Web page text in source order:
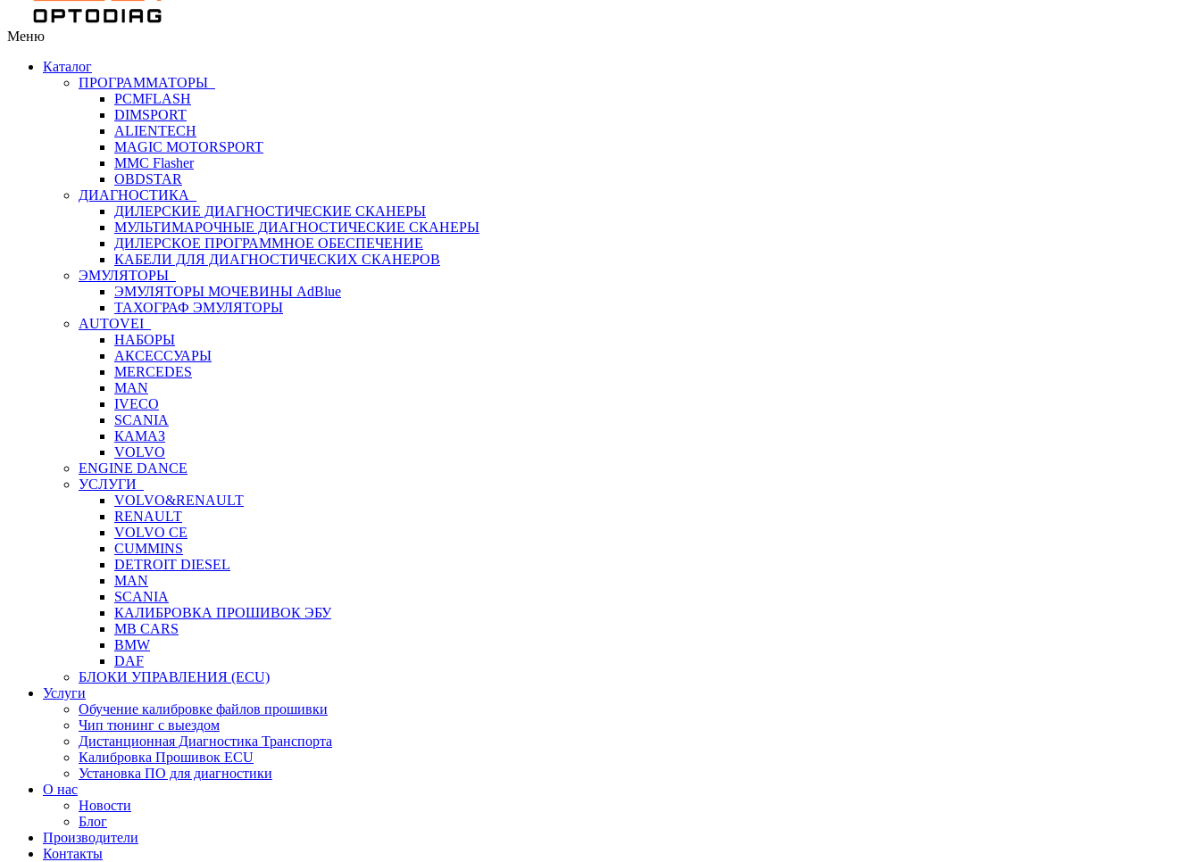
Меню
Каталог
ПРОГРАММАТОРЫ
PCMFLASH
DIMSPORT
ALIENTECH
MAGIC MOTORSPORT
MMC Flasher
OBDSTAR
ДИАГНОСТИКА
ДИЛЕРСКИЕ ДИАГНОСТИЧЕСКИЕ СКАНЕРЫ
МУЛЬТИМАРОЧНЫЕ ДИАГНОСТИЧЕСКИЕ СКАНЕРЫ
ДИЛЕРСКОЕ ПРОГРАММНОЕ ОБЕСПЕЧЕНИЕ
КАБЕЛИ ДЛЯ ДИАГНОСТИЧЕСКИХ СКАНЕРОВ
ЭМУЛЯТОРЫ
ЭМУЛЯТОРЫ МОЧЕВИНЫ АdBlue
ТАХОГРАФ ЭМУЛЯТОРЫ
AUTOVEI
НАБОРЫ
АКСЕССУАРЫ
MERCEDES
MAN
IVECO
SCANIA
КАМАЗ
VOLVO
ENGINE DANCE
УСЛУГИ
VOLVO&RENAULT
RENAULT
VOLVO CE
CUMMINS
DETROIT DIESEL
MAN
SCANIA
КАЛИБРОВКА ПРОШИВОК ЭБУ
MB CARS
BMW
DAF
БЛОКИ УПРАВЛЕНИЯ (ECU)
Услуги
Обучение калибровке файлов прошивки
Чип тюнинг с выездом
Дистанционная Диагностика Транспорта
Калибровка Прошивок ECU
Установка ПО для диагностики
О нас
Новости
Блог
Производители
Контакты